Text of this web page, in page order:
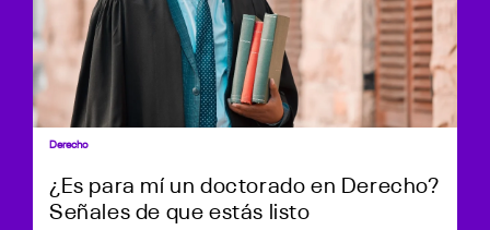
Derecho
¿Es para mí un doctorado en Derecho?
Señales de que estás listo